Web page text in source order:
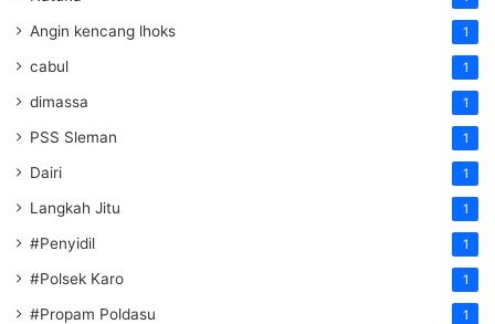
Angin kencang lhoks 1
cabul 1
dimassa 1
PSS Sleman 1
Dairi 1
Langkah Jitu 1
#Penyidil 1
#Polsek Karo 1
#Propam Poldasu 1